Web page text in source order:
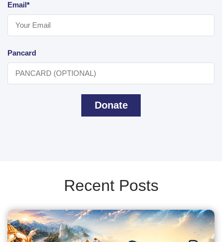
Email*
Pancard
Donate
Recent Posts